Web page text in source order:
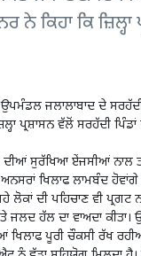
ਕਿਹਾ ਕਿ ਜ਼ਿਲ੍ਹਾ
ਜਲਾਲਾਬਾਦ ਦੇ
ਪ੍ਰਸ਼ਾਸਨ ਵੱਲੋਂ ਸਰਹੱਦੀ
ਦੀਆਂ ਸੁਰੱਖਿਆ ਏਂਜਸੀਆਂ
ਖਿਲਾਫ ਲਾਮਬੰਦ ਹੋਵਾਂਗੇ
ਦੀ ਪਹਿਚਾਣ ਵੀ ਪ੍ਰਗਟ
ਹੱਲ ਦਾ ਵਾਅਦਾ ਕੀਤਾ।
ਪੂਰੀ ਚੌਕਸੀ ਰੱਖ